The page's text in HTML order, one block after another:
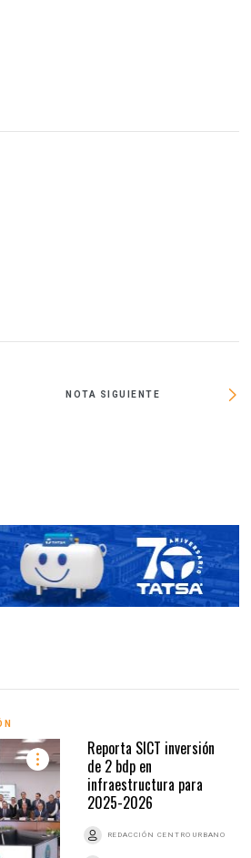
NOTA SIGUIENTE
Reporta SICT inversión
de 2 bdp en
infraestructura para
2025-2026
REDACCIÓN CENTRO URBANO